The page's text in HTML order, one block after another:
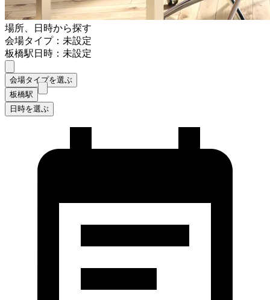
場所、日時から探す
会場タイプ：未設定
板橋駅日時：未設定
会場タイプを選ぶ
板橋駅
日時を選ぶ